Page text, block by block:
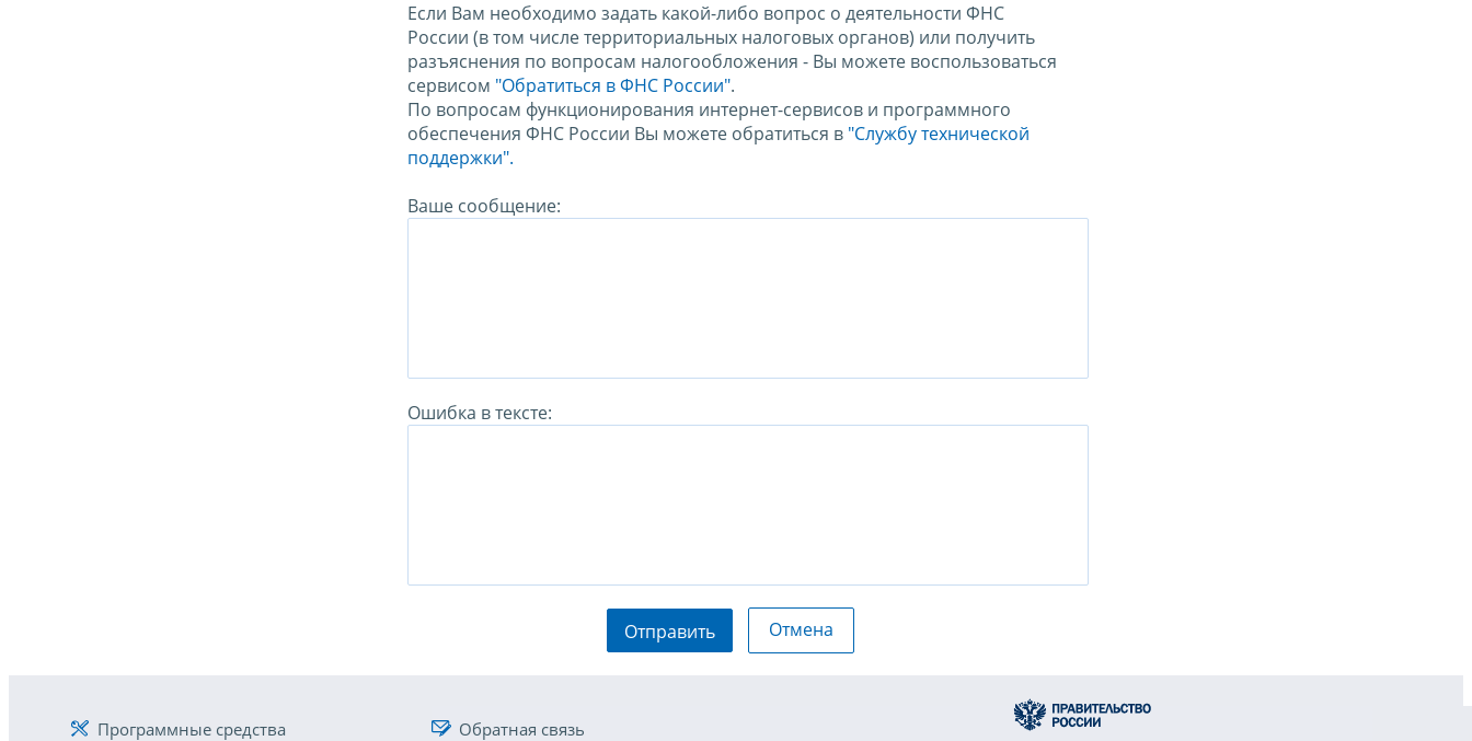
Если Вам необходимо задать какой-либо вопрос о деятельности ФНС
России (в том числе территориальных налоговых органов) или получить
разъяснения по вопросам налогообложения - Вы можете воспользоваться
сервисом "Обратиться в ФНС России".
По вопросам функционирования интернет-сервисов и программного
обеспечения ФНС России Вы можете обратиться в "Службу технической
поддержки".
Ваше сообщение:
Ошибка в тексте:
Отправить Отмена
Программные средства
Обратная связь